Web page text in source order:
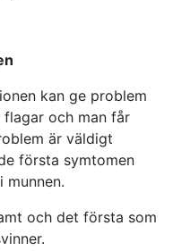
kan ge problem
och man får
är väldigt
första symtomen
och det första som